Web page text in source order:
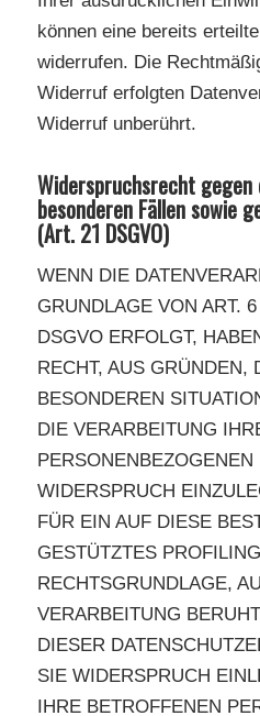
können eine bereits
widerrufen. Die
Widerruf erfolgten
Widerruf unberührt.
Widerspruchsrecht gegen
besonderen Fällen sowie
(Art. 21 DSGVO)
WENN DIE
GRUNDLAGE VON ART.
DSGVO ERFOLGT,
RECHT, AUS GRÜNDEN,
BESONDEREN
DIE VERARBEITUNG
PERSONENBEZOGENEN
WIDERSPRUCH
FÜR EIN AUF DIESE
GESTÜTZTES
RECHTSGRUNDLAGE,
VERARBEITUNG
DIESER
SIE WIDERSPRUCH
IHRE BETROFFENEN